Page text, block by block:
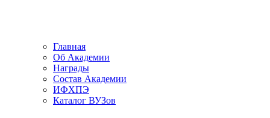
Главная
Об Академии
Награды
Состав Академии
ИФХПЭ
Каталог ВУЗов